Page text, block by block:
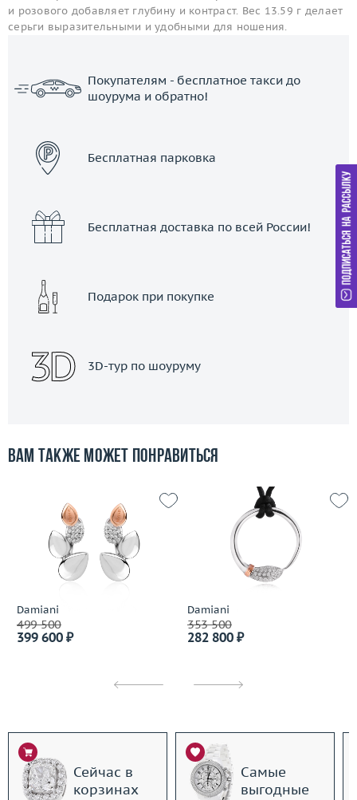
и розового добавляет глубину и контраст. Вес 13.59 г делает
серьги выразительными и удобными для ношения.
Покупателям - бесплатное такси до
шоурума и обратно!
Бесплатная парковка
Бесплатная доставка по всей России!
Подарок при покупке
3D-тур по шоуруму
Вам также может понравиться
Damiani
499 500
399 600 ₽
Damiani
353 500
282 800 ₽
Сейчас в
корзинах
Самые
выгодные